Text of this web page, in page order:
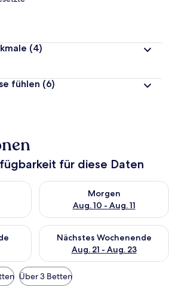
(4)
fühlen (6)
für diese Daten
für heute Nacht, Aug. 9 - Aug.
Morgen
Aug. 10 - Aug. 11
Überprüfe die Verfügbarkeit
für dieses Wochenende, Aug. 14
Nächstes Wochenende
Aug. 21 - Aug. 23
Überprüfe die Verfügbarkeit
Über 3 Betten